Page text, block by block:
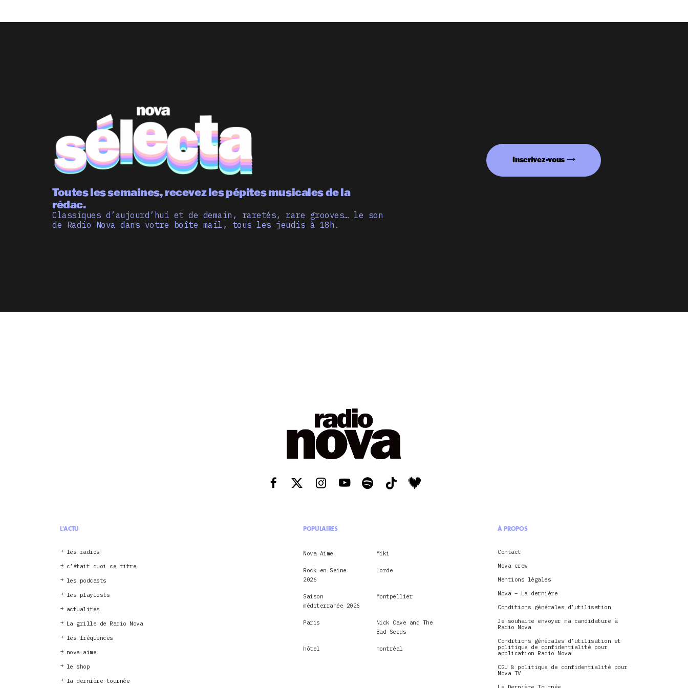
Toutes les semaines, recevez les pépites musicales de la
rédac.
Classiques d’aujourd’hui et de demain, raretés, rare grooves… le son
de Radio Nova dans votre boîte mail, tous les jeudis à 18h.
Inscrivez-vous
L'ACTU
les radios
c’était quoi ce titre
les podcasts
les playlists
actualités
La grille de Radio Nova
les fréquences
nova aime
le shop
la dernière tournée
POPULAIRES
Nova Aime Miki
Rock en Seine
2026
Lorde
Saison
méditerranée 2026
Montpellier
Paris
Nick Cave and The
Bad Seeds
hôtel montréal
À PROPOS
Contact
Nova crew
Mentions légales
Nova – La dernière
Conditions générales d’utilisation
Je souhaite envoyer ma candidature à
Radio Nova
Conditions générales d’utilisation et
politique de confidentialité pour
application Radio Nova
CGU & politique de confidentialité pour
Nova TV